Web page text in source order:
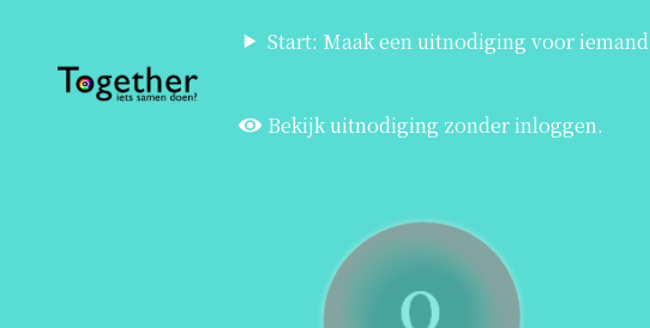
Start: Maak een uitnodiging voor iemand
Bekijk uitnodiging zonder inloggen.